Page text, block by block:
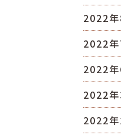
2022年
2022年
2022年
2022年
2022年